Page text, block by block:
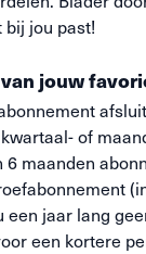
jou past!
jouw
of
6 maanden
een jaar lang
een kortere